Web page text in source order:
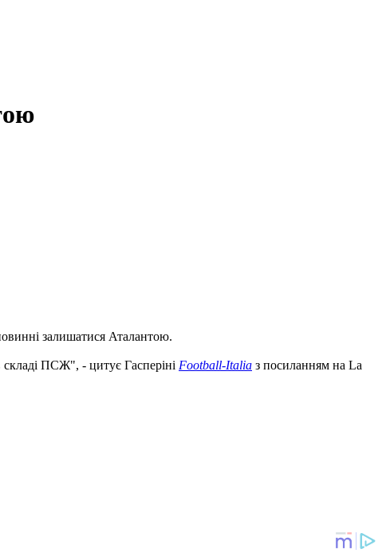
залишатися Аталантою.
ПСЖ", - цитує Гасперіні Football-Italia з посиланням на La